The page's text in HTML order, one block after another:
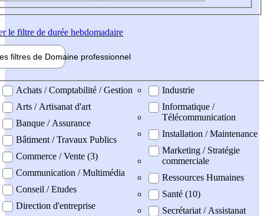
le filtre de durée hebdomadaire
filtres de Domaine professionnel
professionel
Achats / Comptabilité / Gestion
Arts / Artisanat d'art
Banque / Assurance
Bâtiment / Travaux Publics
Commerce / Vente (3)
Communication / Multimédia
Conseil / Etudes
Direction d'entreprise
Industrie
Informatique /
Télécommunication
Installation / Maintenance
Marketing / Stratégie
commerciale
Ressources Humaines
Santé (10)
Secrétariat / Assistanat